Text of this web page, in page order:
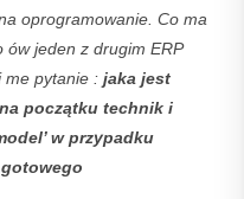
oprogramowanie. Co ma
jeden z drugim ERP
me pytanie : jaka jest
początku technik i
w przypadku